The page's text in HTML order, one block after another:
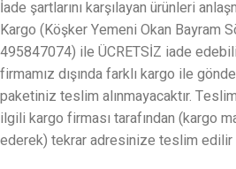
İade şartlarını karşılayan ürünleri
Kargo (Köşker Yemeni Okan Bayram
495847074) ile ÜCRETSİZ iade
firmamız dışında farklı kargo ile
paketiniz teslim alınmayacaktır.
ilgili kargo firması tarafından (kargo
ederek) tekrar adresinize teslim edilir